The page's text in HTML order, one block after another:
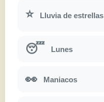
⭐ Lluvia de estrellas
😴 Lunes
👀 Maniacos